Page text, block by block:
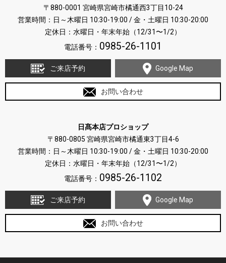
〒880-0001 宮崎県宮崎市橘通西3丁目10-24
営業時間：日～木曜日 10:30-19:00 / 金・土曜日 10:30-20:00
定休日：水曜日・年末年始（12/31〜1/2）
電話番号： 0985-26-1101
ご来店予約 Google Map
お問い合わせ
日髙本店プロショップ
〒880-0805 宮崎県宮崎市橘通東3丁目4-6
営業時間：日～木曜日 10:30-19:00 / 金・土曜日 10:30-20:00
定休日：水曜日・年末年始（12/31〜1/2）
電話番号： 0985-26-1102
ご来店予約 Google Map
お問い合わせ